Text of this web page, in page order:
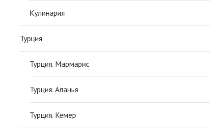
Кулинария
Турция
Турция. Мармарис
Турция. Аланья
Турция. Кемер